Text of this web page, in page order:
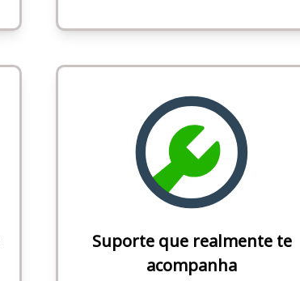
Suporte que realmente te
acompanha